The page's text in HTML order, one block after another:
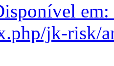
jk-risk/